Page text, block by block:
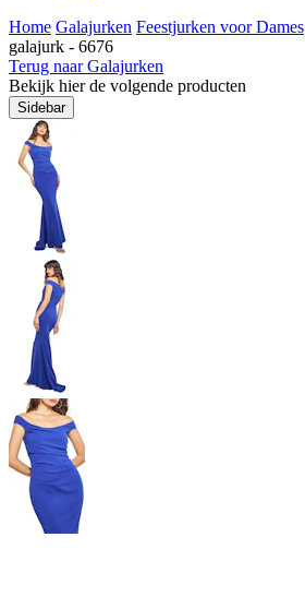
Home Galajurken Feestjurken voor Dames
galajurk - 6676
Terug naar Galajurken
Bekijk hier de volgende producten
Sidebar